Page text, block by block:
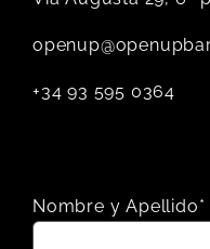
+34 93 595 0364
Nombre y Apellido*